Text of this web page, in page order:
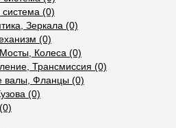
(0)
Зеркала (0)
(0)
Колеса (0)
Трансмиссия (0)
валы, Фланцы (0)
(0)